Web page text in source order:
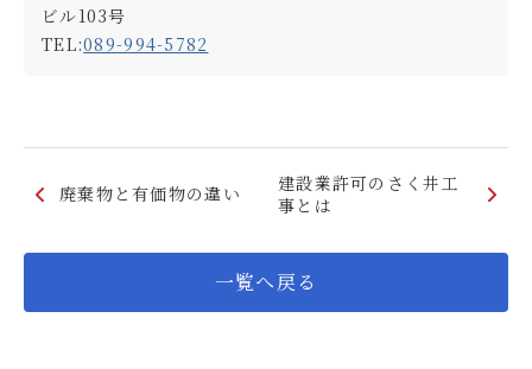
ビル103号
TEL:089-994-5782
廃棄物と有価物の違い
建設業許可のさく井⼯
事とは
一覧へ戻る